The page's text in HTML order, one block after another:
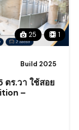
25 1
Build 2025
ตร.วา ใช้สอย
–